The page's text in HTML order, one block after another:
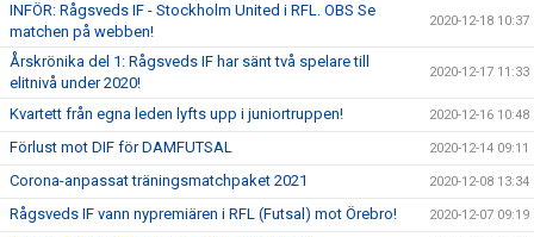
INFÖR: Rågsveds IF - Stockholm United i RFL. OBS Se
matchen på webben!
2020-12-18 10:37
Årskrönika del 1: Rågsveds IF har sänt två spelare till
elitnivå under 2020!
2020-12-17 11:33
Kvartett från egna leden lyfts upp i juniortruppen! 2020-12-16 10:48
Förlust mot DIF för DAMFUTSAL 2020-12-14 09:11
Corona-anpassat träningsmatchpaket 2021 2020-12-08 13:34
Rågsveds IF vann nypremiären i RFL (Futsal) mot Örebro! 2020-12-07 09:19